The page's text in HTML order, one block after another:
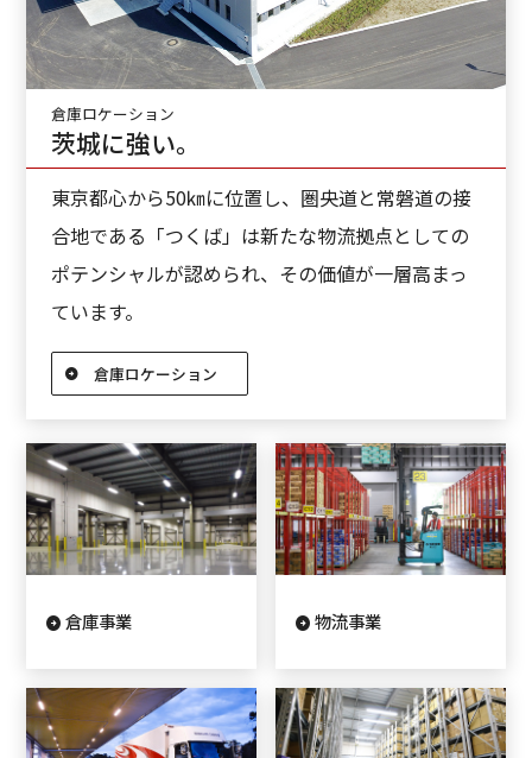
倉庫ロケーション
茨城に強い。
東京都心から50㎞に位置し、圏央道と常磐道の接
合地である「つくば」は新たな物流拠点としての
ポテンシャルが認められ、その価値が一層高まっ
ています。
倉庫ロケーション
倉庫事業 物流事業